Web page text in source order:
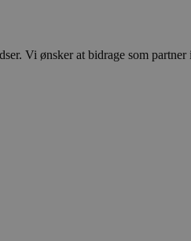
Vi ønsker at bidrage som